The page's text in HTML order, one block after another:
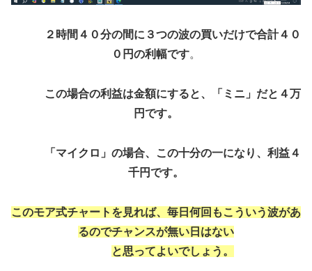
２時間４０分の間に３つの波の買いだけで合計４０
０円の利幅です。
この場合の利益は金額にすると、「ミニ」だと４万
円です。
「 マイクロ 」の場合、この十分の一になり、利益４
千円です。
このモア式チャートを見れば、毎日何回もこういう波があ
るのでチャンスが無い日はない
と思ってよいでしょう。